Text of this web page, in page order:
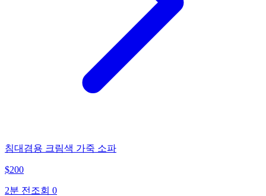
침대겸용 크림색 가죽 소파
$200
2분 전 조회 0